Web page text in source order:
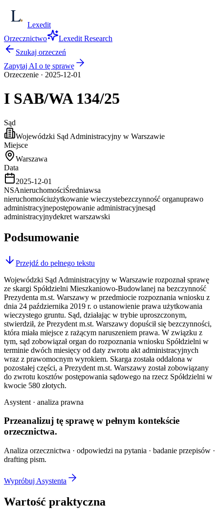
Lexedit
Orzecznictwo
Lexedit Research
Szukaj orzeczeń
Zapytaj AI o tę sprawę
Orzeczenie · 2025-12-01
I SAB/WA 134/25
Sąd
Wojewódzki Sąd Administracyjny w Warszawie
Miejsce
Warszawa
Data
2025-12-01
NSAnieruchomościŚredniawsa
nieruchomościużytkowanie wieczystebezczynność organuprawo
administracyjnepostępowanie administracyjnesąd
administracyjnydekret warszawski
Podsumowanie
Przejdź do pełnego tekstu
Wojewódzki Sąd Administracyjny w Warszawie rozpoznał sprawę
ze skargi Spółdzielni Mieszkaniowo-Budowlanej na bezczynność
Prezydenta m.st. Warszawy w przedmiocie rozpoznania wniosku z
dnia 24 października 2019 r. o ustanowienie prawa użytkowania
wieczystego gruntu. Sąd, działając w trybie uproszczonym,
stwierdził, że Prezydent m.st. Warszawy dopuścił się bezczynności,
która miała miejsce z rażącym naruszeniem prawa. W związku z
tym, sąd zobowiązał organ do rozpoznania wniosku Spółdzielni w
terminie dwóch miesięcy od daty zwrotu akt administracyjnych
wraz z prawomocnym wyrokiem. Skarga została oddalona w
pozostałej części, a Prezydent m.st. Warszawy został zobowiązany
do zwrotu kosztów postępowania sądowego na rzecz Spółdzielni w
kwocie 580 złotych.
Asystent · analiza prawna
Przeanalizuj tę sprawę w pełnym kontekście
orzecznictwa.
Analiza orzecznictwa · odpowiedzi na pytania · badanie przepisów ·
drafting pism.
Wypróbuj Asystenta
Wartość praktyczna